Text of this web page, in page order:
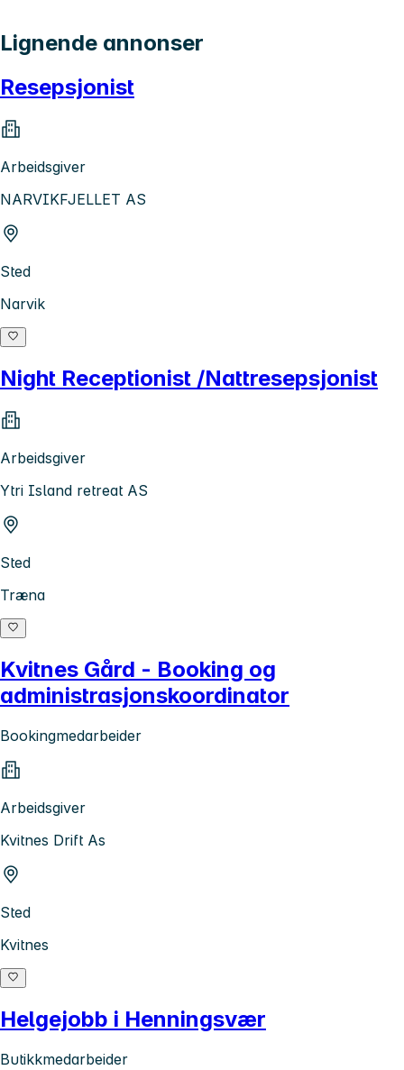
Lignende annonser
Resepsjonist
Arbeidsgiver
NARVIKFJELLET AS
Sted
Narvik
Night Receptionist /Nattresepsjonist
Arbeidsgiver
Ytri Island retreat AS
Sted
Træna
Kvitnes Gård - Booking og
administrasjonskoordinator
Bookingmedarbeider
Arbeidsgiver
Kvitnes Drift As
Sted
Kvitnes
Helgejobb i Henningsvær
Butikkmedarbeider